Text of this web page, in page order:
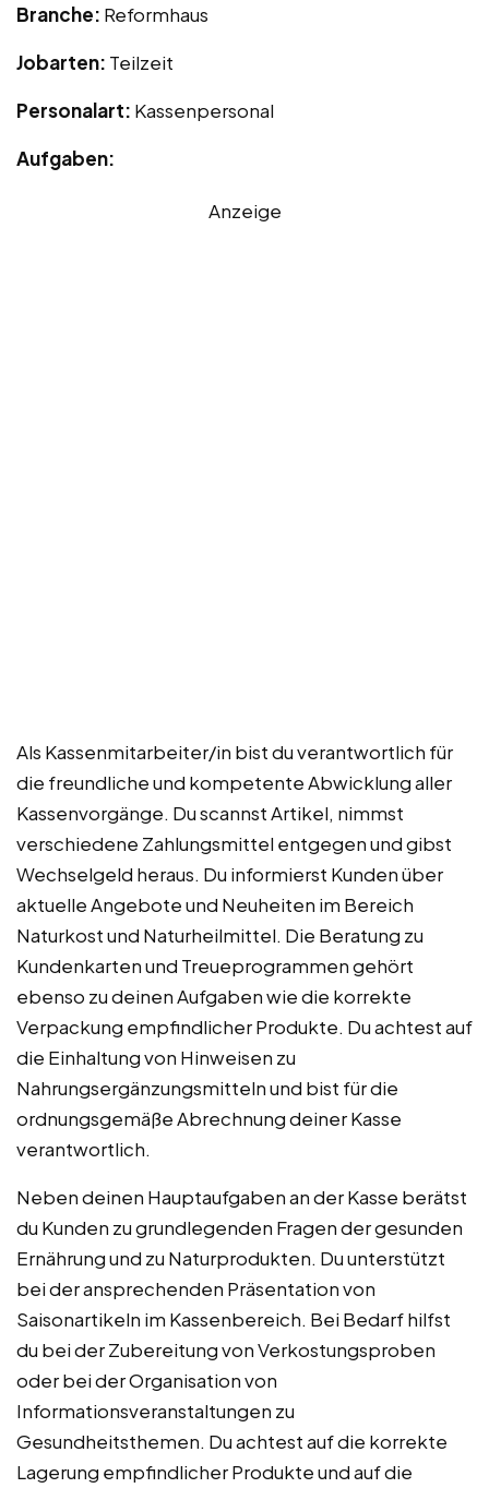
Branche: Reformhaus
Jobarten: Teilzeit
Personalart: Kassenpersonal
Aufgaben:
Anzeige
Als Kassenmitarbeiter/in bist du verantwortlich für
die freundliche und kompetente Abwicklung aller
Kassenvorgänge. Du scannst Artikel, nimmst
verschiedene Zahlungsmittel entgegen und gibst
Wechselgeld heraus. Du informierst Kunden über
aktuelle Angebote und Neuheiten im Bereich
Naturkost und Naturheilmittel. Die Beratung zu
Kundenkarten und Treueprogrammen gehört
ebenso zu deinen Aufgaben wie die korrekte
Verpackung empfindlicher Produkte. Du achtest auf
die Einhaltung von Hinweisen zu
Nahrungsergänzungsmitteln und bist für die
ordnungsgemäße Abrechnung deiner Kasse
verantwortlich.
Neben deinen Hauptaufgaben an der Kasse berätst
du Kunden zu grundlegenden Fragen der gesunden
Ernährung und zu Naturprodukten. Du unterstützt
bei der ansprechenden Präsentation von
Saisonartikeln im Kassenbereich. Bei Bedarf hilfst
du bei der Zubereitung von Verkostungsproben
oder bei der Organisation von
Informationsveranstaltungen zu
Gesundheitsthemen. Du achtest auf die korrekte
Lagerung empfindlicher Produkte und auf die